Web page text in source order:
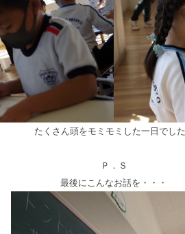
たくさん頭をモミモミした一日でした
Ｐ．Ｓ
最後にこんなお話を・・・